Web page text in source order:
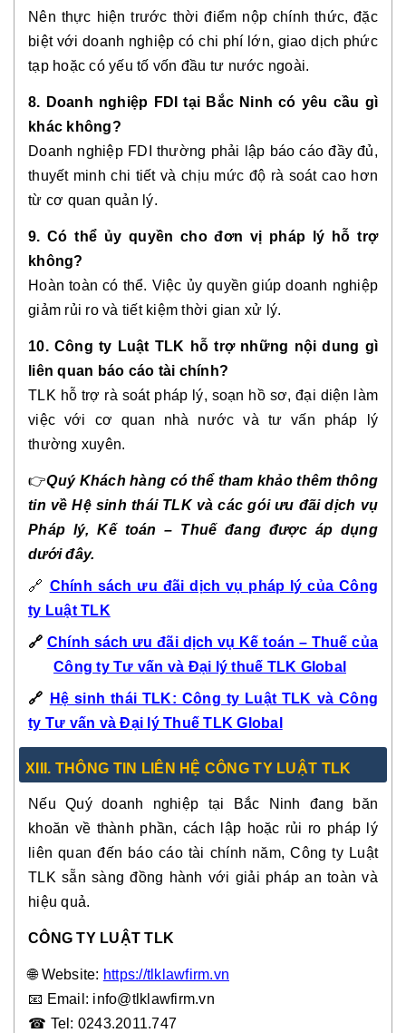
Nên thực hiện trước thời điểm nộp chính thức, đặc
biệt với doanh nghiệp có chi phí lớn, giao dịch phức
tạp hoặc có yếu tố vốn đầu tư nước ngoài.
8. Doanh nghiệp FDI tại Bắc Ninh có yêu cầu gì
khác không?
Doanh nghiệp FDI thường phải lập báo cáo đầy đủ,
thuyết minh chi tiết và chịu mức độ rà soát cao hơn
từ cơ quan quản lý.
9. Có thể ủy quyền cho đơn vị pháp lý hỗ trợ
không?
Hoàn toàn có thể. Việc ủy quyền giúp doanh nghiệp
giảm rủi ro và tiết kiệm thời gian xử lý.
10. Công ty Luật TLK hỗ trợ những nội dung gì
liên quan báo cáo tài chính?
TLK hỗ trợ rà soát pháp lý, soạn hồ sơ, đại diện làm
việc với cơ quan nhà nước và tư vấn pháp lý
thường xuyên.
👉Quý Khách hàng có thể tham khảo thêm thông
tin về Hệ sinh thái TLK và các gói ưu đãi dịch vụ
Pháp lý, Kế toán – Thuế đang được áp dụng
dưới đây.
🔗 Chính sách ưu đãi dịch vụ pháp lý của Công
ty Luật TLK
🔗 Chính sách ưu đãi dịch vụ Kế toán – Thuế của
Công ty Tư vấn và Đại lý thuế TLK Global
🔗
Hệ sinh thái TLK: Công ty Luật TLK và Công
ty Tư vấn và Đại lý Thuế TLK Global
XIII. THÔNG TIN LIÊN HỆ CÔNG TY LUẬT TLK
Nếu Quý doanh nghiệp tại Bắc Ninh đang băn
khoăn về thành phần, cách lập hoặc rủi ro pháp lý
liên quan đến báo cáo tài chính năm, Công ty Luật
TLK sẵn sàng đồng hành với giải pháp an toàn và
hiệu quả.
CÔNG TY LUẬT TLK
🌐Website: https://tlklawfirm.vn
📧 Email: info@tlklawfirm.vn
☎ Tel: 0243.2011.747